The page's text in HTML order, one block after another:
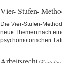
Vier- Stufen-
Die Vier-Stufen-
neue Themen nach
psychomotorischen
Arbeitsrecht